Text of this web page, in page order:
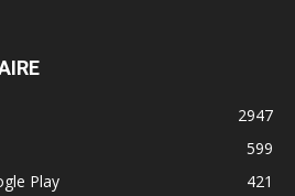
2947
599
Play
421